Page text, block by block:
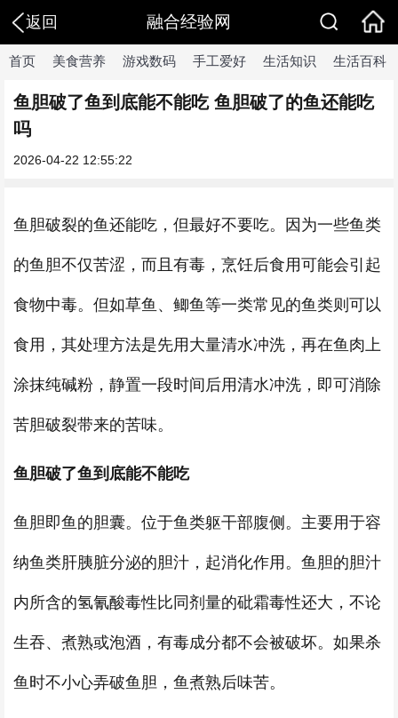
返回 融合经验网
首页 美食营养 游戏数码 手工爱好 生活知识 生活百科
鱼胆破了鱼到底能不能吃 鱼胆破了的鱼还能吃
吗
2026-04-22 12:55:22
鱼胆破裂的鱼还能吃，但最好不要吃。因为一些鱼类
的鱼胆不仅苦涩，而且有毒，烹饪后食用可能会引起
食物中毒。但如草鱼、鲫鱼等一类常见的鱼类则可以
食用，其处理方法是先用大量清水冲洗，再在鱼肉上
涂抹纯碱粉，静置一段时间后用清水冲洗，即可消除
苦胆破裂带来的苦味。
鱼胆破了鱼到底能不能吃
鱼胆即鱼的胆囊。位于鱼类躯干部腹侧。主要用于容
纳鱼类肝胰脏分泌的胆汁，起消化作用。鱼胆的胆汁
内所含的氢氰酸毒性比同剂量的砒霜毒性还大，不论
生吞、煮熟或泡酒，有毒成分都不会被破坏。如果杀
鱼时不小心弄破鱼胆，鱼煮熟后味苦。